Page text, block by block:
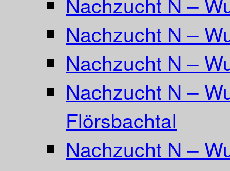
Nachzucht N –
Nachzucht N –
Nachzucht N –
Flörsbachtal
Nachzucht N –